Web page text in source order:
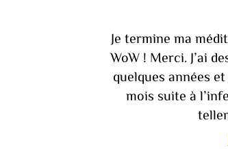
Je termine ma
WoW ! Merci. J’ai
quelques années
mois suite à